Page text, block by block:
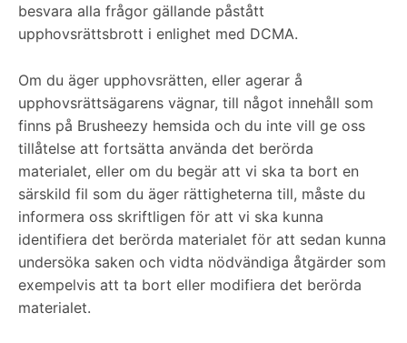
besvara alla frågor gällande påstått
upphovsrättsbrott i enlighet med DCMA.
Om du äger upphovsrätten, eller agerar å
upphovsrättsägarens vägnar, till något innehåll som
finns på Brusheezy hemsida och du inte vill ge oss
tillåtelse att fortsätta använda det berörda
materialet, eller om du begär att vi ska ta bort en
särskild fil som du äger rättigheterna till, måste du
informera oss skriftligen för att vi ska kunna
identifiera det berörda materialet för att sedan kunna
undersöka saken och vidta nödvändiga åtgärder som
exempelvis att ta bort eller modifiera det berörda
materialet.